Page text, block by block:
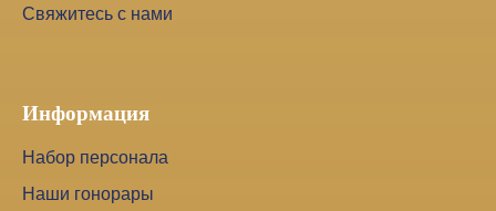
Свяжитесь с нами
Информация
Набор персонала
Наши гонорары